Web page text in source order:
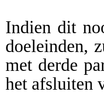
Indien dit
doeleinden,
met derde
het afsluiten